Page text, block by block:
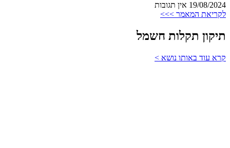
19/08/2024 אין תגובות
לקריאת המאמר >>>
תיקון תקלות חשמל
קרא עוד באותו נושא >